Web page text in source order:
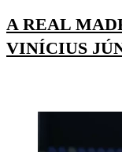
A REAL
VINÍCIUS